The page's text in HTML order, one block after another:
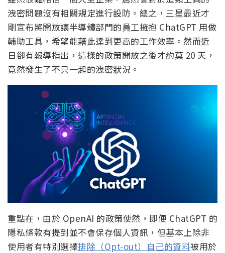
洩密問題沒有相關規定進行設防。總之，三星最近才
剛宣布將開放讓半導體部門的員工擁抱 ChatGPT 用做
輔助工具，希望能藉此達到更高的工作效率。然而近
日卻有報導指出，這樣的政策開放之後才約莫 20 天，
竟然發生了不只一起的洩密狀況。
重點在，由於 OpenAI 的政策使然，即便 ChatGPT 的
隱私條款有提到並不會保存個人資訊，但基本上除非
使用者有特別選擇排除（Opt-out）自己的資料被用於